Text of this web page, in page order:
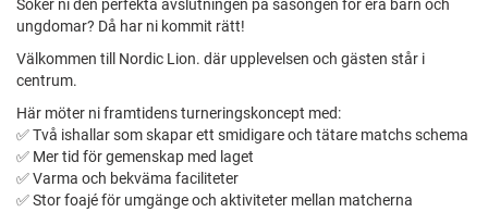
Söker ni den perfekta avslutningen på säsongen för era barn och
ungdomar? Då har ni kommit rätt!
Välkommen till Nordic Lion. där upplevelsen och gästen står i
centrum.
Här möter ni framtidens turneringskoncept med:
✅ Två ishallar som skapar ett smidigare och tätare matchs schema
✅ Mer tid för gemenskap med laget
✅ Varma och bekväma faciliteter
✅ Stor foajé för umgänge och aktiviteter mellan matcherna